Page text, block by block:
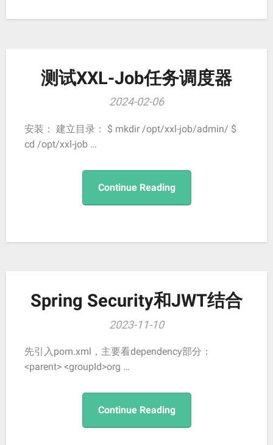
测试XXL-Job任务调度器
2024-02-06
安装： 建立目录： $ mkdir /opt/xxl-job/admin/ $
cd /opt/xxl-job …
Continue Reading
Spring Security和JWT结合
2023-11-10
先引入pom.xml，主要看dependency部分：
<parent> <groupId>org …
Continue Reading